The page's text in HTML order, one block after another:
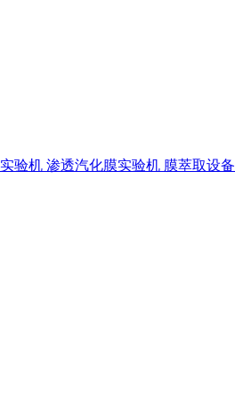
验机 渗透汽化膜实验机 膜萃取设备